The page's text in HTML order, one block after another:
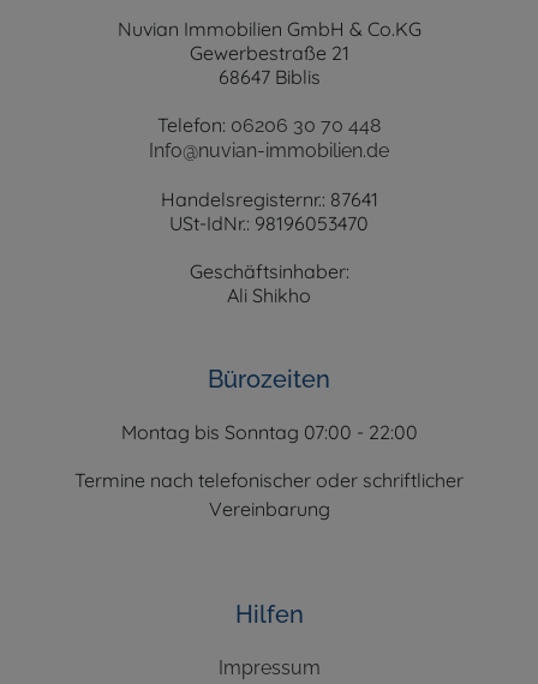
Nuvian Immobilien GmbH & Co.KG
Gewerbestraße 21
68647 Biblis
Telefon: 06206 30 70 448
Info@nuvian-immobilien.de
Handelsregisternr.: 87641
USt-IdNr.: 98196053470
Geschäftsinhaber:
Ali Shikho
Bürozeiten
Montag bis Sonntag 07:00 - 22:00
Termine nach telefonischer oder schriftlicher
Vereinbarung
Hilfen
Impressum